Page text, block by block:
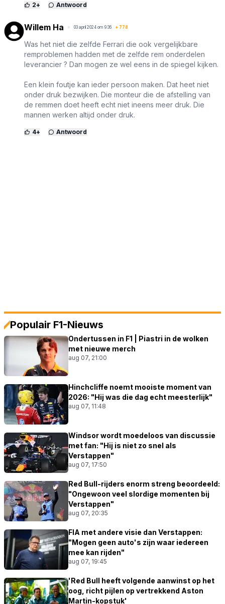
2+ Antwoord
Willem Ha 03 april 2024 om 9:36 + 778
Was het niet die zelfde Ferrari die ook vergelijkbare
remproblemen hadden met de zelfde rem onderdelen
leverancier ? Dan mogen ze wel eens in de spiegel kijken.
Een klein foutje kan ieder persoon maken. Dat heet niet
onder druk bezwijken. Die monteur die de afstelling van
de remmen doet heeft echt niet ineens meer druk. Die
mannen werken altijd onder druk.
4+ Antwoord
Populair F1-Nieuws
Ondertussen in F1 | Piastri in de wolken
met nieuwe merch
aug 07, 21:00
Hinchcliffe noemt mooiste moment van
2026: "Hij was die dag echt meesterlijk"
aug 07, 11:48
Windsor wordt moedeloos van discussie
met fan: "Hij is niet zo snel als
Verstappen"
aug 07, 17:50
Red Bull-rijders enorm streng beoordeeld:
"Ongewoon veel slordige momenten bij
Verstappen"
aug 07, 20:35
FIA met andere visie dan Verstappen:
"Mogen geen auto's zijn waar iedereen
mee kan rijden"
aug 07, 19:45
'Red Bull heeft volgende aanwinst op het
oog, richt pijlen op vertrekkend Aston
Martin-kopstuk'